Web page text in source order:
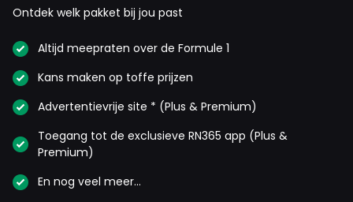
Ontdek welk pakket bij jou past
Altijd meepraten over de Formule 1
Kans maken op toffe prijzen
Advertentievrije site * (Plus & Premium)
Toegang tot de exclusieve RN365 app (Plus &
Premium)
En nog veel meer…